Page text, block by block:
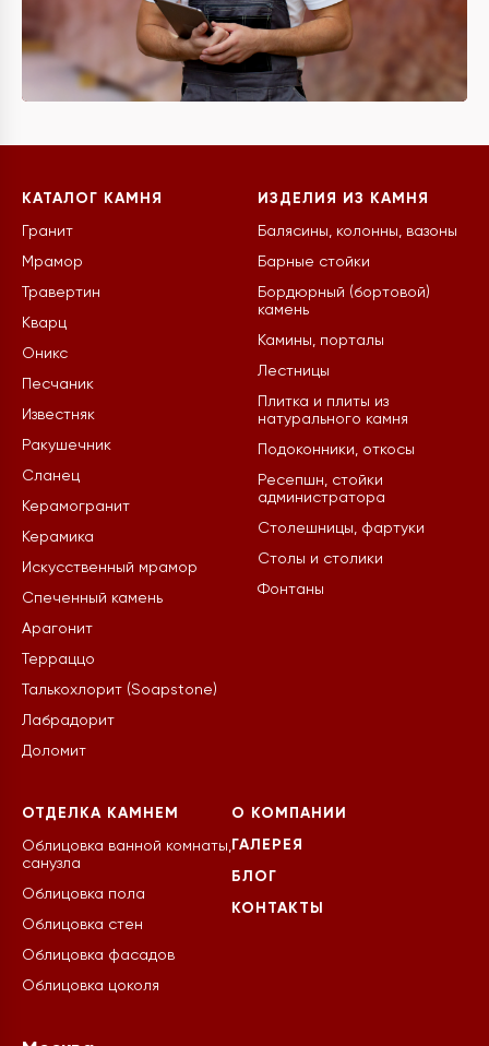
КАТАЛОГ КАМНЯ
Гранит
Мрамор
Травертин
Кварц
Оникс
Песчаник
Известняк
Ракушечник
Сланец
Керамогранит
Керамика
Искусственный мрамор
Спеченный камень
Арагонит
Терраццо
Талькохлорит (Soapstone)
Лабрадорит
Доломит
ИЗДЕЛИЯ ИЗ КАМНЯ
Балясины, колонны, вазоны
Барные стойки
Бордюрный (бортовой)
камень
Камины, порталы
Лестницы
Плитка и плиты из
натурального камня
Подоконники, откосы
Ресепшн, стойки
администратора
Столешницы, фартуки
Столы и столики
Фонтаны
ОТДЕЛКА КАМНЕМ
Облицовка ванной комнаты,
санузла
Облицовка пола
Облицовка стен
Облицовка фасадов
Облицовка цоколя
О КОМПАНИИ
ГАЛЕРЕЯ
БЛОГ
КОНТАКТЫ